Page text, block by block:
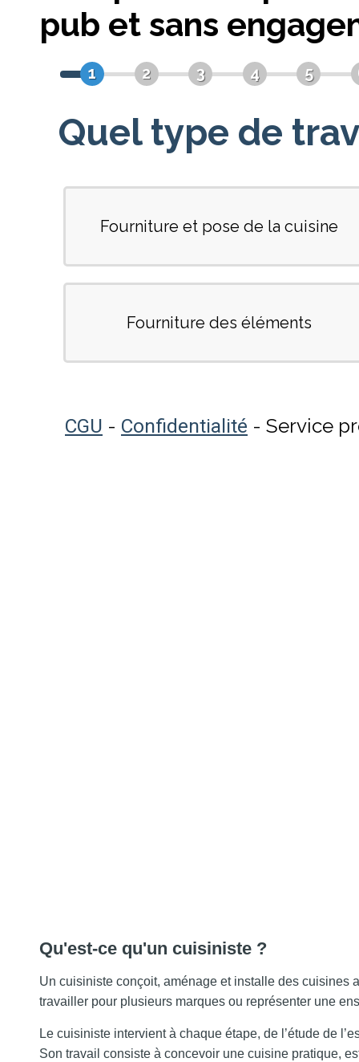
Qu'est-ce qu'un cuisiniste ?
Un cuisiniste conçoit, aménage et installe des cuisines
travailler pour plusieurs marques ou représenter une
Le cuisiniste intervient à chaque étape, de l’étude de
Son travail consiste à concevoir une cuisine pratique,